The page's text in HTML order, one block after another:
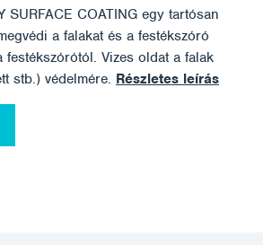
SURFACE COATING egy tartósan
a falakat és a festékszóró
festékszórótól. Vizes oldat a falak
stb.) védelmére. Részletes leírás